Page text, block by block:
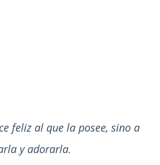
feliz al que la posee, sino a
y adorarla.